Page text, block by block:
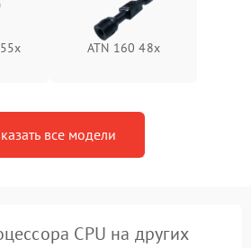
ATN 160 48x
все модели
CPU на других